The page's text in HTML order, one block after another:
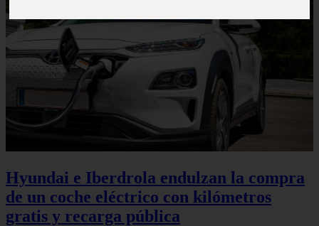
Hyundai e Iberdrola endulzan la compra
de un coche eléctrico con kilómetros
gratis y recarga pública